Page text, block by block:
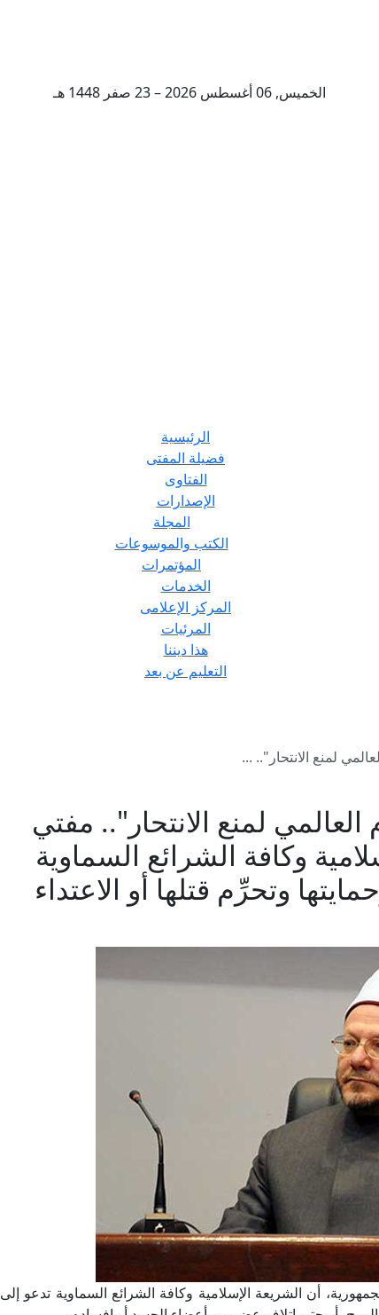
الخميس, 06 أغسطس 2026 – 23 صفر 1448 هـ
الرئيسية
فضيلة المفتى
الفتاوى
الإصدارات
المجلة
الكتب والموسوعات
المؤتمرات
الخدمات
المركز الإعلامى
المرئيات
هذا ديننا
التعليم عن بعد
لمنع الانتحار".. ...
لمنع الانتحار".. مفتي
وكافة الشرائع السماوية
وتحرِّم قتلها أو الاعتداء
أن الشريعة الإسلامية وكافة الشرائع السماوية تدعو إلى